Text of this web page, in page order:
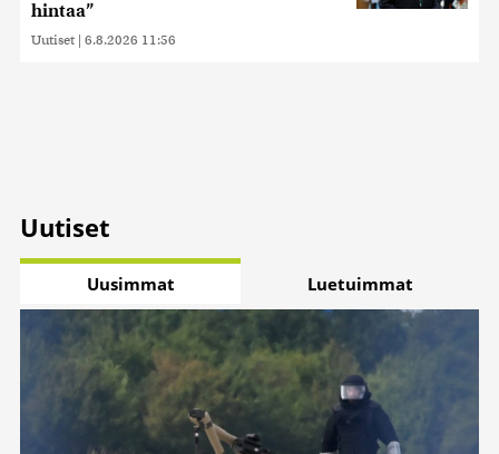
hintaa”
Uutiset | 6.8.2026 11:56
Uutiset
Uusimmat Luetuimmat